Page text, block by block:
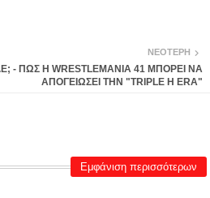
ΝΕΌΤΕΡΗ
- ΠΩΣ Η WRESTLEMANIA 41 ΜΠΟΡΕΙ ΝΑ
ΑΠΟΓΕΙΩΣΕΙ ΤΗΝ "TRIPLE H ERA"
Εμφάνιση περισσότερων